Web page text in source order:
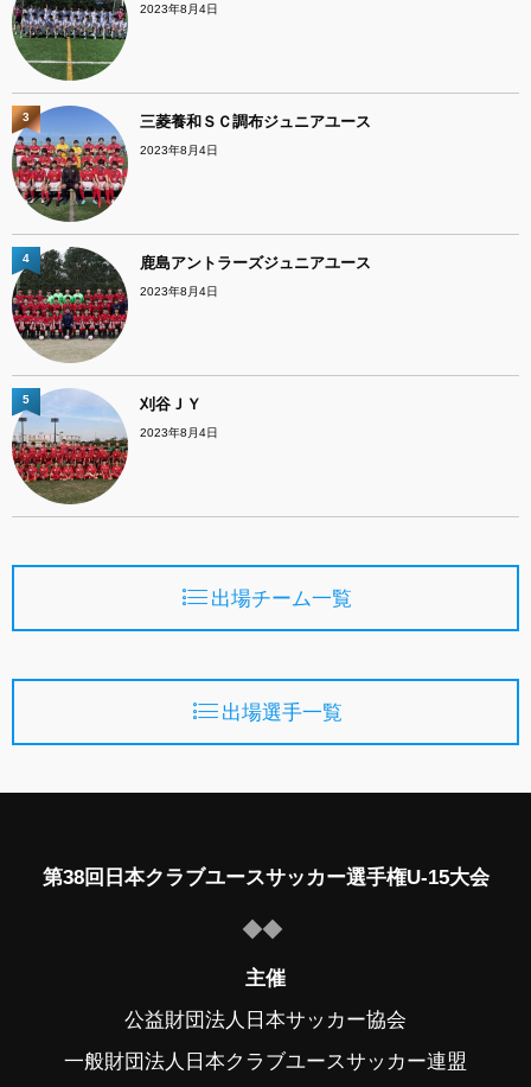
2023年8月4日
三菱養和ＳＣ調布ジュニアユース
2023年8月4日
3
鹿島アントラーズジュニアユース
2023年8月4日
4
刈谷ＪＹ
2023年8月4日
5
出場チーム一覧
出場選手一覧
第38回日本クラブユースサッカー選手権U-15大会
主催
公益財団法人日本サッカー協会
一般財団法人日本クラブユースサッカー連盟